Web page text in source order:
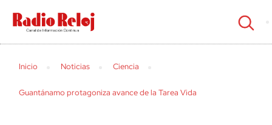
cerrar
Inicio Noticias Ciencia
Guantánamo protagoniza avance de la Tarea Vida